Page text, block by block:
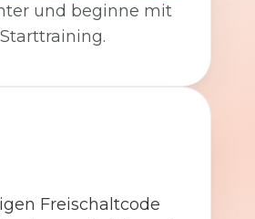
und beginne mit
Freischaltcode